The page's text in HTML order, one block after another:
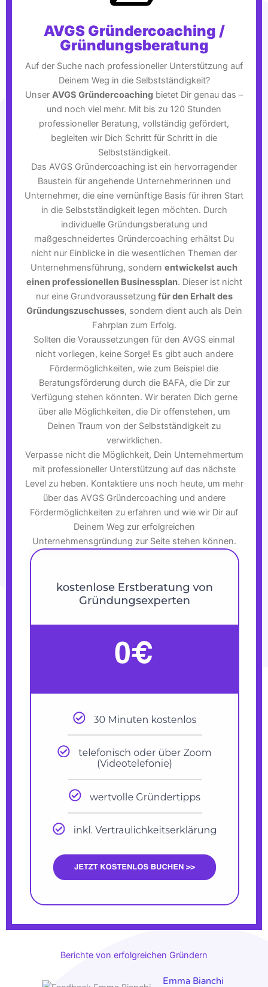
AVGS Gründercoaching /
Gründungsberatung
Auf der Suche nach professioneller Unterstützung auf
Deinem Weg in die Selbstständigkeit?
Unser AVGS Gründercoaching bietet Dir genau das –
und noch viel mehr. Mit bis zu 120 Stunden
professioneller Beratung, vollständig gefördert,
begleiten wir Dich Schritt für Schritt in die
Selbstständigkeit.
Das AVGS Gründercoaching ist ein hervorragender
Baustein für angehende Unternehmerinnen und
Unternehmer, die eine vernünftige Basis für ihren Start
in die Selbstständigkeit legen möchten. Durch
individuelle Gründungsberatung und
maßgeschneidertes Gründercoaching erhältst Du
nicht nur Einblicke in die wesentlichen Themen der
Unternehmensführung, sondern entwickelst auch
einen professionellen Businessplan. Dieser ist nicht
nur eine Grundvoraussetzung für den Erhalt des
Gründungszuschusses, sondern dient auch als Dein
Fahrplan zum Erfolg.
Sollten die Voraussetzungen für den AVGS einmal
nicht vorliegen, keine Sorge! Es gibt auch andere
Fördermöglichkeiten, wie zum Beispiel die
Beratungsförderung durch die BAFA, die Dir zur
Verfügung stehen könnten. Wir beraten Dich gerne
über alle Möglichkeiten, die Dir offenstehen, um
Deinen Traum von der Selbstständigkeit zu
verwirklichen.
Verpasse nicht die Möglichkeit, Dein Unternehmertum
mit professioneller Unterstützung auf das nächste
Level zu heben. Kontaktiere uns noch heute, um mehr
über das AVGS Gründercoaching und andere
Fördermöglichkeiten zu erfahren und wie wir Dir auf
Deinem Weg zur erfolgreichen
Unternehmensgründung zur Seite stehen können.
Berichte von erfolgreichen Gründern
Emma Bianchi